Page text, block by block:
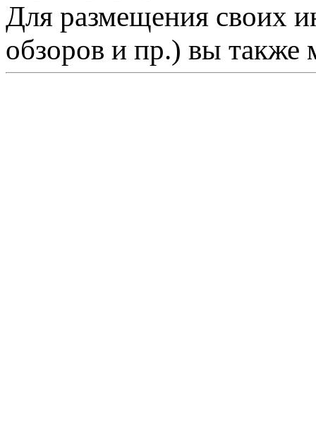
Для размещения своих
обзоров и пр.) вы также